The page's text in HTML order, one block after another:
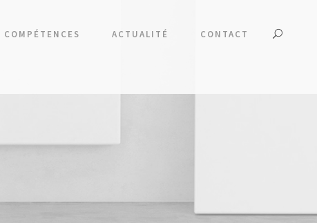
COMPÉTENCES ACTUALITÉ CONTACT